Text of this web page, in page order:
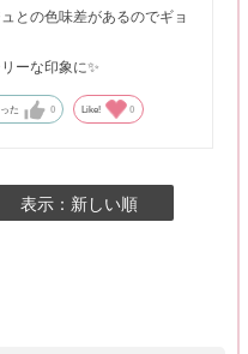
との色味差があるのでギョ
ーな印象に✨
た 0 Like! 0
表示：新しい順